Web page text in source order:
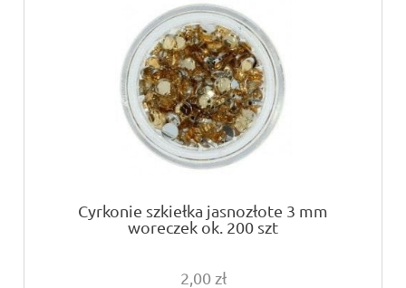
Cyrkonie szkiełka jasnozłote 3 mm
woreczek ok. 200 szt
2,00 zł